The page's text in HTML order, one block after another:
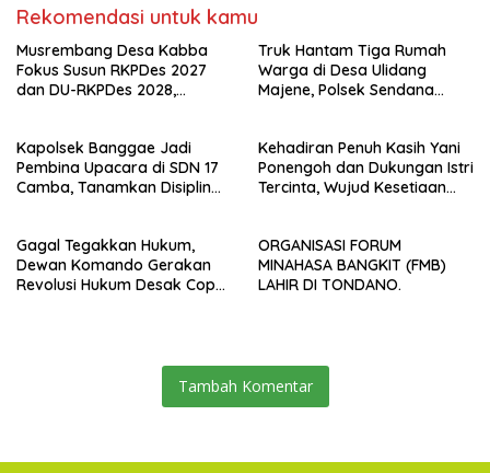
Rekomendasi untuk kamu
Musrembang Desa Kabba
Fokus Susun RKPDes 2027
dan DU-RKPDes 2028,
Berkelanjutan
Truk Hantam Tiga Rumah
Warga di Desa Ulidang
Majene, Polsek Sendana
Kapolsek Banggae Jadi
Pembina Upacara di SDN 17
Camba, Tanamkan Disiplin
Kehadiran Penuh Kasih Yani
Ponengoh dan Dukungan Istri
Tercinta, Wujud Kesetiaan
Gagal Tegakkan Hukum,
Dewan Komando Gerakan
Revolusi Hukum Desak Copot
ORGANISASI FORUM
MINAHASA BANGKIT (FMB)
LAHIR DI TONDANO.
Tambah Komentar